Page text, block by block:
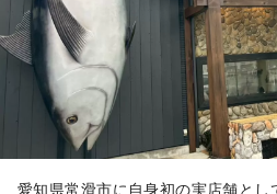
愛知県常滑市に自身初の実店舗とし